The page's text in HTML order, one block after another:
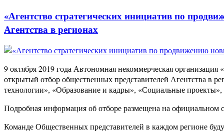
«Агентство стратегических инициатив по
Агентства в регионах
9 октября 2019 года Автономная некоммерческая
открытый отбор общественных представителей Агентства в
технологии», «Образование и кадры», «Социальные
Подробная информация об отборе размещена на официальном
Команде Общественных представителей в каждом регионе